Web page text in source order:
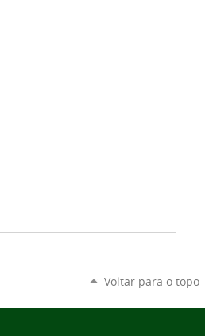
Voltar para o topo